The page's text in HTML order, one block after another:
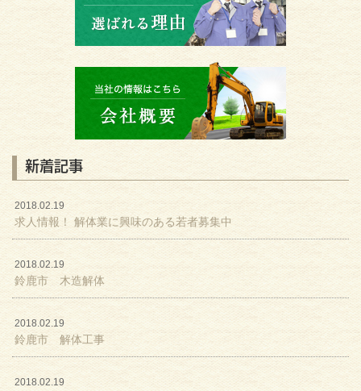
新着記事
2018.02.19
求人情報！ 解体業に興味のある若者募集中
2018.02.19
鈴鹿市 木造解体
2018.02.19
鈴鹿市 解体工事
2018.02.19